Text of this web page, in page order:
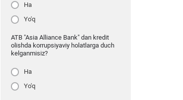
Ha
Yo'q
ATB "Asia Alliance Bank" dan kredit
olishda korrupsiyaviy holatlarga duch
kelganmisiz?
Ha
Yo'q